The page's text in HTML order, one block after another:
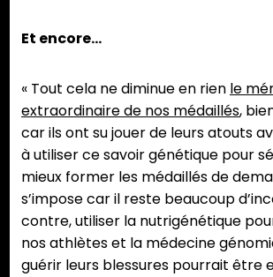
Et encore…
« Tout cela ne diminue en rien le
extraordinaire de nos médaillés,
car ils ont su jouer de leurs atouts
à utiliser ce savoir génétique pour
mieux former les médaillés de
s’impose car il reste beaucoup
contre, utiliser la nutrigénétique
nos athlètes et la médecine
guérir leurs blessures pourrait être